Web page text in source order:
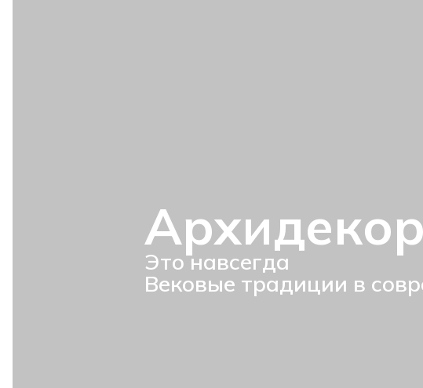
Архидекор
Это навсегда
Вековые традиции в